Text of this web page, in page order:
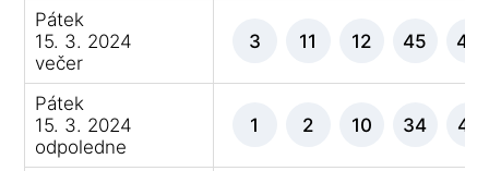
Pátek
15. 3. 2024
večer
3 11 12 45 46
Pátek
15. 3. 2024
odpoledne
1 2 10 34 42